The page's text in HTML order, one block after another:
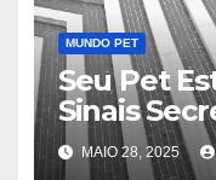
MUNDO PET
Seu Pet
Sinais
Precisa
MAIO 28, 2025